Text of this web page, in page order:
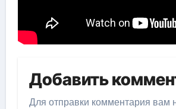
Добавить
Для отправки комментария вам